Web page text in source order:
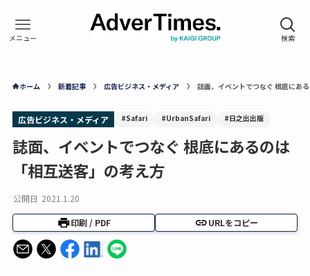
ホーム 新着記事 広告ビジネス・メディア 誌面、イベントでつなぐ 根底にあ
広告ビジネス・メディア #Safari #UrbanSafari #日之出出版
誌面、イベントでつなぐ 根底にあるのは
「相互送客」の考え方
公開日 2021.1.20
印刷 / PDF URLをコピー